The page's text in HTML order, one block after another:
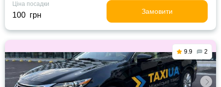
Ціна посадки
100 грн Замовити
9.9 2